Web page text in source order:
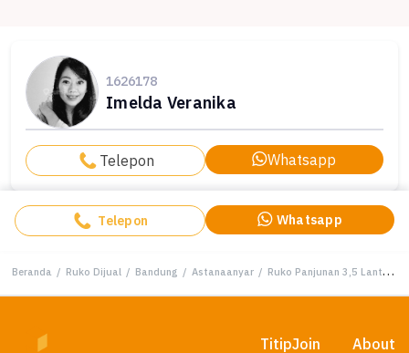
1626178
Imelda Veranika
Telepon Whatsapp
Telepon Whatsapp
Beranda / Ruko Dijual / Bandung / Astanaanyar / Ruko Panjunan 3,5 Lantai Lokasi Strategis di Astana Anyar
TitipJoin About